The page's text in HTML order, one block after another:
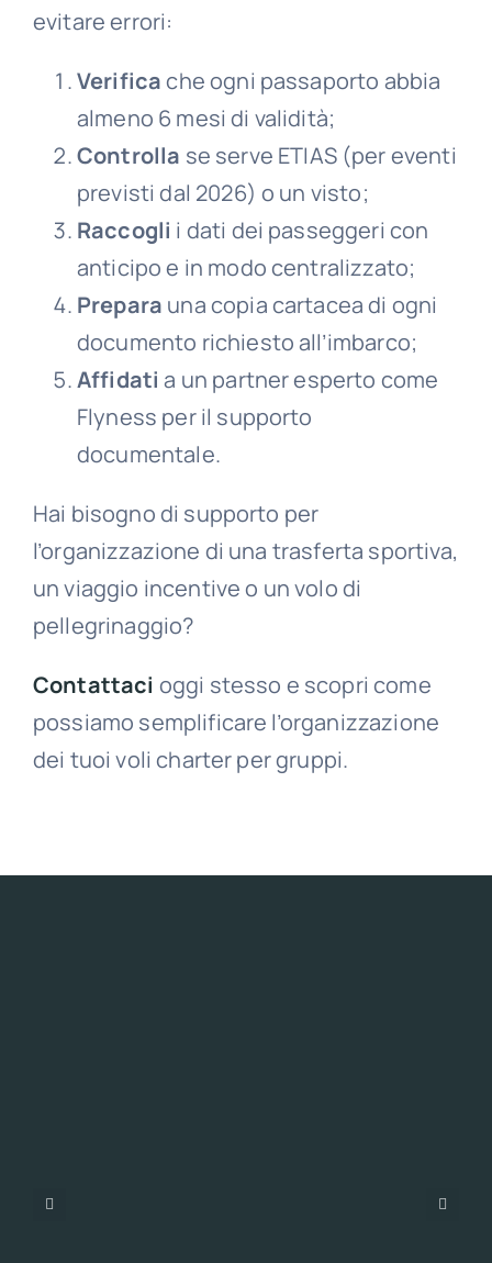
evitare errori:
Verificache ogni passaporto abbia
almeno 6 mesi di validità;
Controlla se serve ETIAS (per eventi
previsti dal 2026) o un visto;
Raccogli i dati dei passeggeri con
anticipo e in modo centralizzato;
Prepara una copia cartacea di ogni
documento richiesto all’imbarco;
Affidati a un partner esperto come
Flyness per il supporto
documentale.
Hai bisogno di supporto per
l’organizzazione di una trasferta sportiva,
un viaggio incentive o un volo di
pellegrinaggio?
Contattaci oggi stesso e scopri come
possiamo semplificare l’organizzazione
dei tuoi voli charter per gruppi.